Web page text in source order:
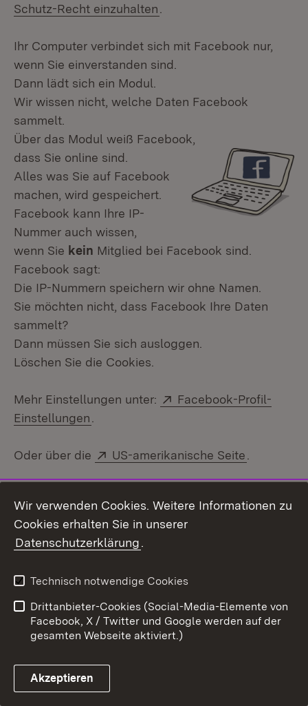
Schutz-Recht einzuhalten
Ihr Computer verbindet sich mit Facebook nur,
wenn Sie einverstanden sind.
Dann lädt sich ein Modul.
Wir wissen nicht, welche Daten Facebook
sammelt.
Über das Modul weiß Facebook,
dass Sie online sind.
Alles was Sie auf Facebook
machen, wird gespeichert.
Facebook kann Ihre IP-
Nummer auch wissen,
wenn Sie kein Mitglied bei Facebook sind.
Facebook sagt:
Die IP-Nummern speichern wir ohne Namen.
Sie möchten nicht, dass Facebook Ihre Daten
sammelt?
Dann müssen Sie sich ausloggen.
Löschen Sie die Cookies.
Mehr Einstellungen unter: Extern:
Facebook-Profil-
Einstellungen
Oder über die Extern:
US-amerikanische Seite
Wenn Sie Facebook geladen haben,
ist ein Cookie auf Ihrem Computer.
Cookie löschen.
Instagram
Bei Instagram kann man auch Fotos hochladen.
Zustimmung aktiv.
Wir verwenden Cookies. Weitere Informationen zu
Cookies erhalten Sie in unserer
Datenschutzerklärung.
Technisch notwendige Cookies
Drittanbieter-Cookies (Social-Media-Elemente von
Facebook, X / Twitter und Google werden auf der
gesamten Webseite aktiviert.)
Akzeptieren